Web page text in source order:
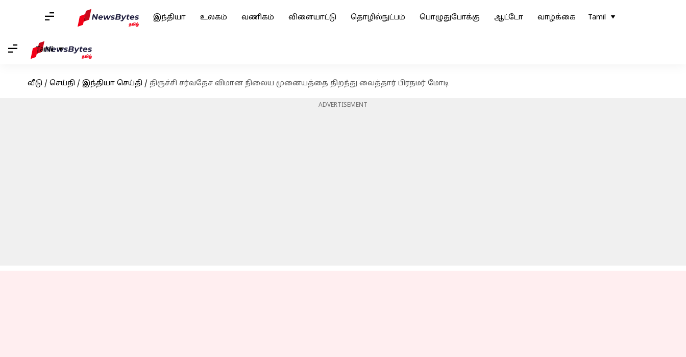
இந்தியா உலகம் வணிகம் விளையாட்டு தொழில்நுட்பம் பொழுதுபோக்கு ஆட்டோ வாழ்க்கை Tamil
Tamil
வீடு / செய்தி / இந்தியா செய்தி / திருச்சி சர்வதேச விமான நிலைய முனையத்தை திறந்து வைத்தார் பிரதமர் மோடி
ADVERTISEMENT